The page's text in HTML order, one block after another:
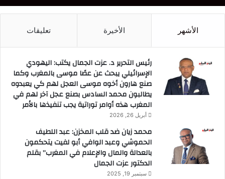
الأشهر الأخيرة تعليقات
رئيس التحرير د. عزت الجمال يكتب: اليهودي
الإسرائيلي يبحث عن عصًا موسى بالمغرب وكما
صنع هارون أخوه موسى العجل لهم كي يعبدوه
يطالبون محمد السادس بصنع عجل آخر لهم في
المغرب هذه أوامر توراتية يجب تنفيذها بالأمر
أبريل 26, 2026
محمد زيان ضد قلب المخزن: عبد اللطيف
الحموشي وعبد الوافي أبو لفيت يتحكمون
بالعدالة والمال والإعلام في المغرب” بقلم
الدكتور عزت الجمال
سبتمبر 19, 2025